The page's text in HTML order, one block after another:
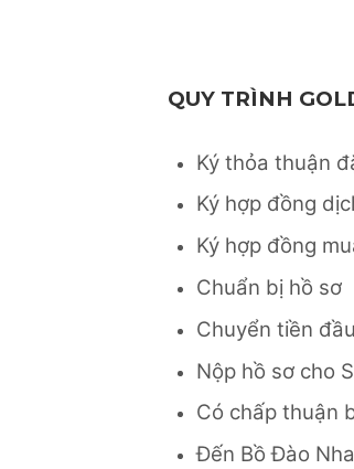
QUY TRÌNH
Ký thỏa thuận
Ký hợp đồng
Ký hợp đồng
Chuẩn bị hồ sơ
Chuyển tiền
Nộp hồ sơ cho
Có chấp thuận
Đến Bồ Đào